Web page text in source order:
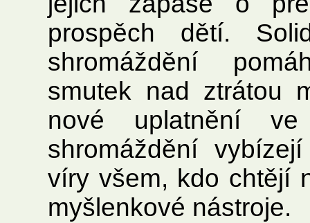
prospěch dětí.
shromáždění
smutek nad ztrátou
nové uplatnění ve
shromáždění
víry všem, kdo chtějí
myšlenkové nástroje.